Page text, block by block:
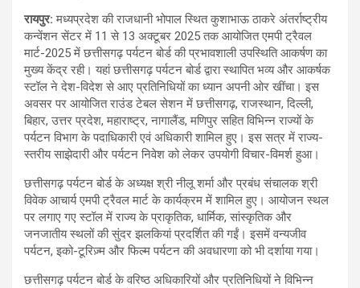
रायपुर:मध्यप्रदेश की राजधानी भोपाल स्थित कुशाभाऊ ठाकरे अंतर्राष्ट्रीय
कन्वेंशन सेंटर में 11 से 13 अक्टूबर 2025 तक आयोजित एमपी ट्रैवल
मार्ट-2025 में छत्तीसगढ़ पर्यटन बोर्ड की प्रभावशाली उपस्थिति आकर्षण का
मुख्य केंद्र रही। यहां छत्तीसगढ़ पर्यटन बोर्ड द्वारा स्थापित भव्य और आकर्षक
स्टॉल ने देश-विदेश से आए प्रतिनिधियों का ध्यान अपनी ओर खींचा। इस
अवसर पर आयोजित राउंड टेबल सेशन में छत्तीसगढ़, राजस्थान, दिल्ली,
बिहार, उत्तर प्रदेश, महाराष्ट्र, नागालैंड, मणिपुर सहित विभिन्न राज्यों के
पर्यटन विभाग के पदाधिकारी एवं अधिकारी शामिल हुए। इस सत्र में राज्य-
स्तरीय साझेदारी और पर्यटन निवेश को लेकर उपयोगी विचार-विमर्श हुआ।
छत्तीसगढ़ पर्यटन बोर्ड के अध्यक्ष श्री नीलू शर्मा और प्रबंध संचालक श्री
विवेक आचार्य एमपी ट्रैवल मार्ट के कार्यक्रम में शामिल हुए। आयोजन स्थल
पर लगाए गए स्टॉल में राज्य के प्राकृतिक, धार्मिक, सांस्कृतिक और
जनजातीय स्थलों की सुंदर झलकियां प्रदर्शित की गईं। इसमें वन्यजीव
पर्यटन, इको-टूरिज़्म और फिल्म पर्यटन की अवधारणा को भी दर्शाया गया।
छत्तीसगढ़ पर्यटन बोर्ड के वरिष्ठ अधिकारियों और प्रतिनिधियों ने विभिन्न